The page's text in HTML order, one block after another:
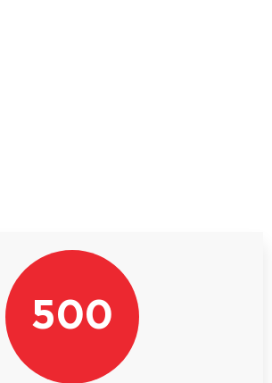
500